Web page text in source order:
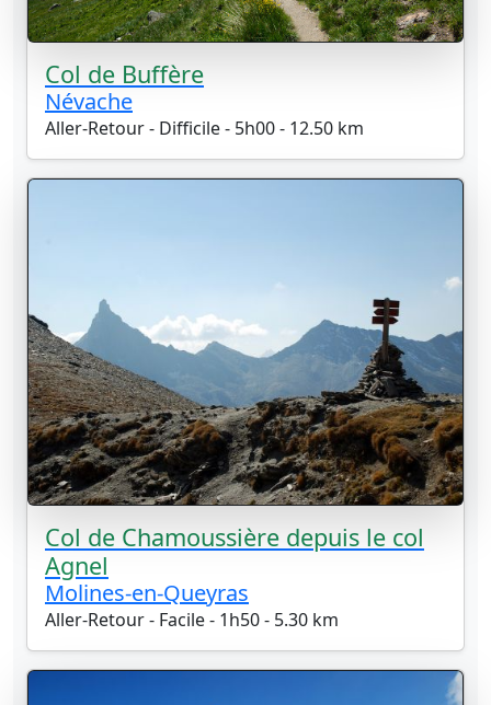
Col de Buffère
Névache
Aller-Retour - Difficile - 5h00 - 12.50 km
Col de Chamoussière depuis le col
Agnel
Molines-en-Queyras
Aller-Retour - Facile - 1h50 - 5.30 km